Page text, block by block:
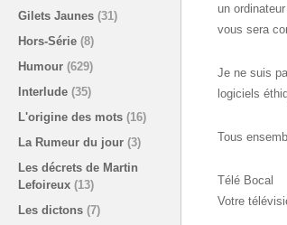
Gilets Jaunes (31)
Hors-Série (8)
Humour (629)
Interlude (35)
L'origine des mots (16)
La Rumeur du jour (3)
Les décrets de Martin
Lefoireux (13)
Les dictons (7)
un
vous sera
Je ne suis
logiciels
Tous
Télé Bocal
Votre